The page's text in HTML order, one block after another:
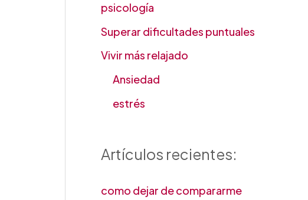
psicología
Superar dificultades puntuales
Vivir más relajado
Ansiedad
estrés
Artículos recientes:
como dejar de compararme